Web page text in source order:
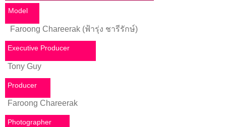
Model
Faroong Chareerak (ฟ้ารุ่ง ชารีรักษ์)
Executive Producer
Tony Guy
Producer
Faroong Chareerak
Photographer